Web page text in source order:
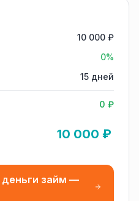
10 000 ₽
0%
15 дней
0 ₽
10 000 ₽
деньги займ —